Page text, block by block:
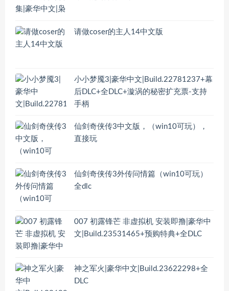
请做coser的主人14中文版
小小梦魇3|豪华中文|Build.22781237+幕
后DLC+全DLC+漩涡的秘密扩充票-支持
手柄
仙剑奇侠传3中文版，（win10可玩），
直接玩
仙剑奇侠传3外传问情篇（win10可玩）
全dlc
007 初露锋芒 非虚拟机 安装即撸|豪华中
文|Build.23531465+预购特典+全DLC
神之军火|豪华中文|Build.23622298+全
DLC